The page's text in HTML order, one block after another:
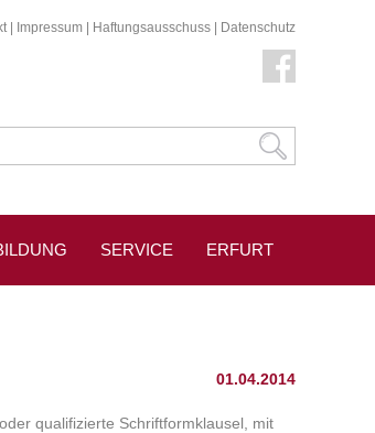
| Impressum Haftungsausschuss Datenschutz
SERVICE ERFURT
01.04.2014
qualifizierte Schriftformklausel, mit